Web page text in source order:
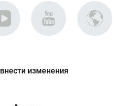
внести изменения